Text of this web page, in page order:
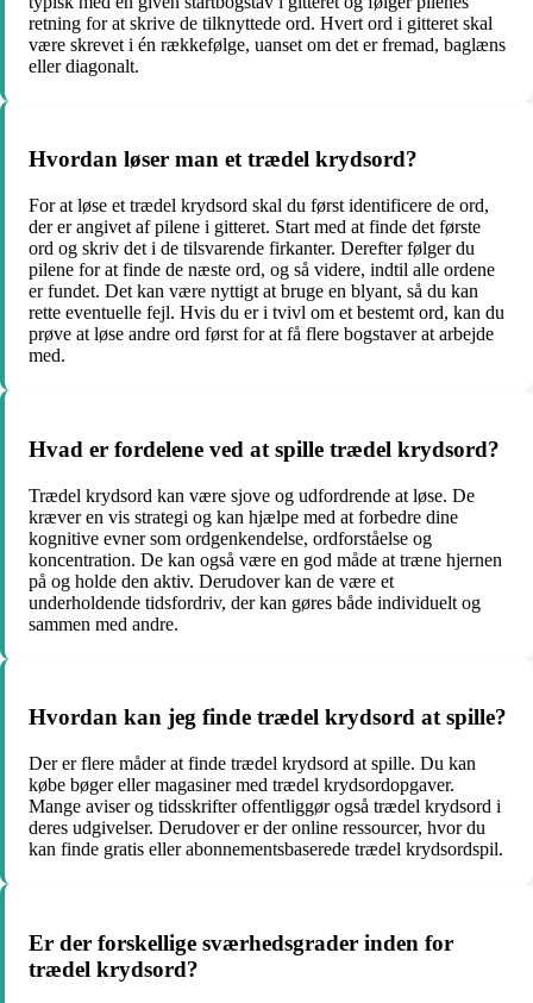
retning for at skrive de tilknyttede ord. Hvert ord i gitteret skal
være skrevet i én rækkefølge, uanset om det er fremad, baglæns
eller diagonalt.
Hvordan løser man et trædel krydsord?
For at løse et trædel krydsord skal du først identificere de ord,
der er angivet af pilene i gitteret. Start med at finde det første
ord og skriv det i de tilsvarende firkanter. Derefter følger du
pilene for at finde de næste ord, og så videre, indtil alle ordene
er fundet. Det kan være nyttigt at bruge en blyant, så du kan
rette eventuelle fejl. Hvis du er i tvivl om et bestemt ord, kan du
prøve at løse andre ord først for at få flere bogstaver at arbejde
med.
Hvad er fordelene ved at spille trædel krydsord?
Trædel krydsord kan være sjove og udfordrende at løse. De
kræver en vis strategi og kan hjælpe med at forbedre dine
kognitive evner som ordgenkendelse, ordforståelse og
koncentration. De kan også være en god måde at træne hjernen
på og holde den aktiv. Derudover kan de være et
underholdende tidsfordriv, der kan gøres både individuelt og
sammen med andre.
Hvordan kan jeg finde trædel krydsord at spille?
Der er flere måder at finde trædel krydsord at spille. Du kan
købe bøger eller magasiner med trædel krydsordopgaver.
Mange aviser og tidsskrifter offentliggør også trædel krydsord i
deres udgivelser. Derudover er der online ressourcer, hvor du
kan finde gratis eller abonnementsbaserede trædel krydsordspil.
Er der forskellige sværhedsgrader inden for
trædel krydsord?